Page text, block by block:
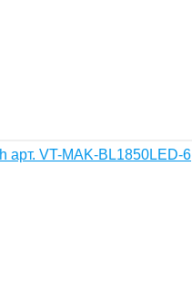
арт. VT-MAK-BL1850LED-6